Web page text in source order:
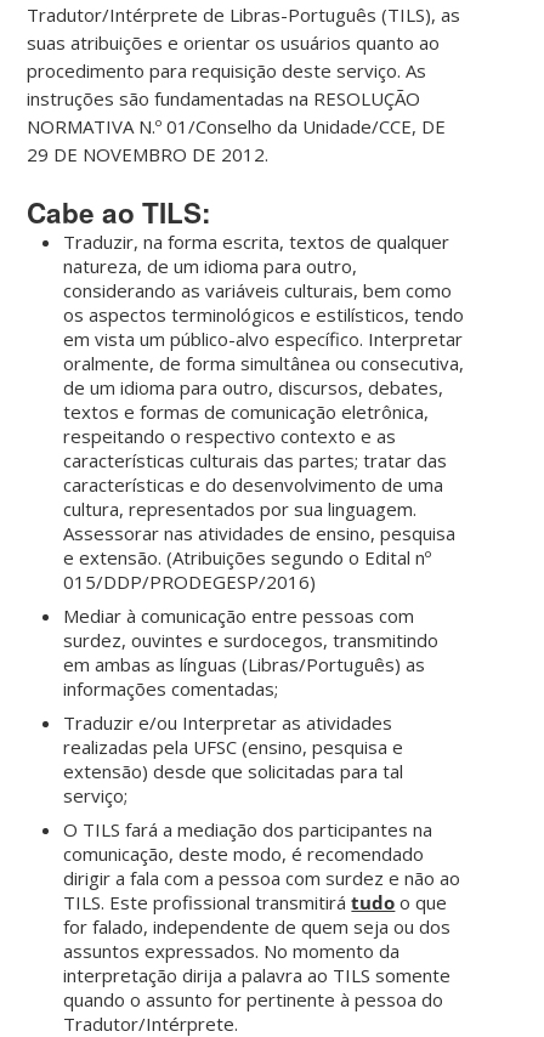
Tradutor/Intérprete de Libras-Português (TILS), as
suas atribuições e orientar os usuários quanto ao
procedimento para requisição deste serviço. As
instruções são fundamentadas na RESOLUÇÃO
NORMATIVA N.º 01/Conselho da Unidade/CCE, DE
29 DE NOVEMBRO DE 2012.
Cabe ao TILS:
Traduzir, na forma escrita, textos de qualquer
natureza, de um idioma para outro,
considerando as variáveis culturais, bem como
os aspectos terminológicos e estilísticos, tendo
em vista um público-alvo específico. Interpretar
oralmente, de forma simultânea ou consecutiva,
de um idioma para outro, discursos, debates,
textos e formas de comunicação eletrônica,
respeitando o respectivo contexto e as
características culturais das partes; tratar das
características e do desenvolvimento de uma
cultura, representados por sua linguagem.
Assessorar nas atividades de ensino, pesquisa
e extensão. (Atribuições segundo o Edital nº
015/DDP/PRODEGESP/2016)
Mediar à comunicação entre pessoas com
surdez, ouvintes e surdocegos, transmitindo
em ambas as línguas (Libras/Português) as
informações comentadas;
Traduzir e/ou Interpretar as atividades
realizadas pela UFSC (ensino, pesquisa e
extensão) desde que solicitadas para tal
serviço;
O TILS fará a mediação dos participantes na
comunicação, deste modo, é recomendado
dirigir a fala com a pessoa com surdez e não ao
TILS. Este profissional transmitirátudo o que
for falado, independente de quem seja ou dos
assuntos expressados. No momento da
interpretação dirija a palavra ao TILS somente
quando o assunto for pertinente à pessoa do
Tradutor/Intérprete.